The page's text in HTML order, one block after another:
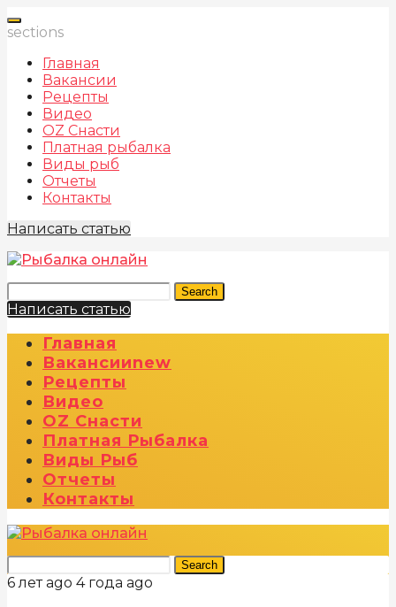
sections
Главная
Вакансии
Рецепты
Видео
OZ Снасти
Платная рыбалка
Виды рыб
Отчеты
Контакты
Написать статью
Search
Написать статью
Главная
ВакансииNew
Рецепты
Видео
OZ Снасти
Платная Рыбалка
Виды Рыб
Отчеты
Контакты
Search
6 лет ago 4 года ago